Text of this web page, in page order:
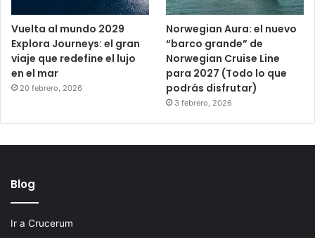
Vuelta al mundo 2029
Explora Journeys: el gran
viaje que redefine el lujo
en el mar
20 febrero, 2026
Norwegian Aura: el nuevo
“barco grande” de
Norwegian Cruise Line
para 2027 (Todo lo que
podrás disfrutar)
3 febrero, 2026
Blog
Ir a Crucerum